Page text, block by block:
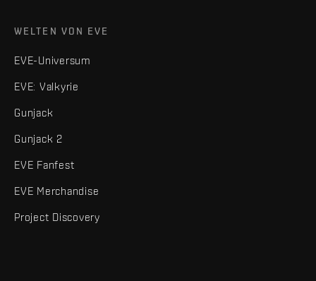
WELTEN VON EVE
EVE-Universum
EVE: Valkyrie
Gunjack
Gunjack 2
EVE Fanfest
EVE Merchandise
Project Discovery